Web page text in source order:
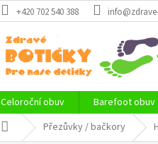
+420 702 540 388
Celoroční obuv Barefoot obuv
Domů Přezůvky / bačkory